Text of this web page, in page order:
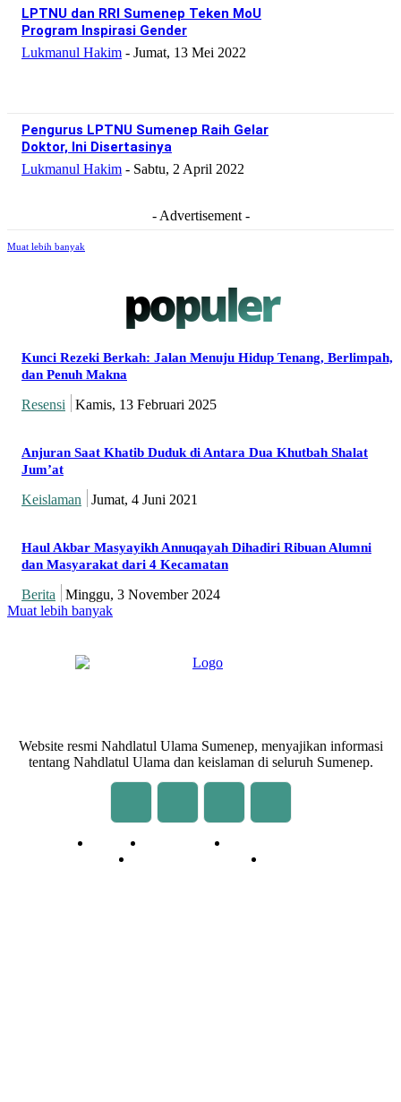
LPTNU dan RRI Sumenep Teken MoU
Program Inspirasi Gender
Lukmanul Hakim - Jumat, 13 Mei 2022
Pengurus LPTNU Sumenep Raih Gelar
Doktor, Ini Disertasinya
Lukmanul Hakim - Sabtu, 2 April 2022
- Advertisement -
Muat lebih banyak
populer
Kunci Rezeki Berkah: Jalan Menuju Hidup Tenang, Berlimpah,
dan Penuh Makna
Resensi Kamis, 13 Februari 2025
Anjuran Saat Khatib Duduk di Antara Dua Khutbah Shalat
Jum’at
Keislaman Jumat, 4 Juni 2021
Haul Akbar Masyayikh Annuqayah Dihadiri Ribuan Alumni
dan Masyarakat dari 4 Kecamatan
Berita
Minggu, 3 November 2024
Muat lebih banyak
Website resmi Nahdlatul Ulama Sumenep, menyajikan informasi
tentang Nahdlatul Ulama dan keislaman di seluruh Sumenep.
Redaksi Kontak Kami
Pedoman Media Siber